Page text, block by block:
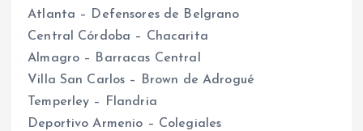
Atlanta – Defensores de Belgrano
Central Córdoba – Chacarita
Almagro – Barracas Central
Villa San Carlos – Brown de Adrogué
Temperley – Flandria
Deportivo Armenio – Colegiales